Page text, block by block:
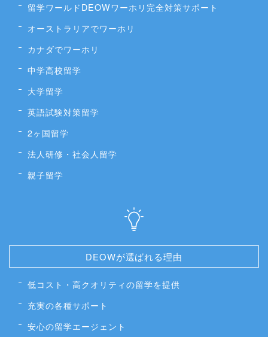
留学ワールドDEOWワーホリ完全対策サポート
オーストラリアでワーホリ
カナダでワーホリ
中学高校留学
大学留学
英語試験対策留学
2ヶ国留学
法人研修・社会人留学
親子留学
DEOWが選ばれる理由
低コスト・高クオリティの留学を提供
充実の各種サポート
安心の留学エージェント